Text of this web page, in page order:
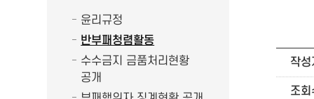
윤리규정
반부패청렴활동
수수금지 금품처리현황
공개
작성
조회